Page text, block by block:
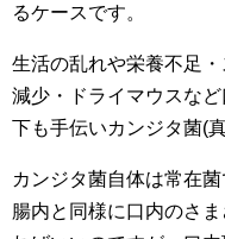
るケースです。
生活の乱れや栄養不足
減少・ドライマウスな
下も手伝いカンジタ菌(
カンジタ菌自体は常在
腸内と同様に口内のさ